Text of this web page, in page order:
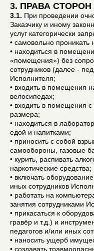
3. ПРАВА СТОРОН
3.1. При проведении
Заказчику и иному
услуг категорически
• самовольно
• находиться в
«помещения») без
сотрудников (далее -
Исполнителя;
• входить в помещения
велосипедах;
• входить в помещения
размера;
• находиться в
едой и напитками;
• приносить с собой
самообороны, газовые
• курить, распивать
наркотические средства;
• включать
иных сотрудников
• работать на
занятия сотрудниками
• прикасаться к
гравёр и т.д.) и
педагогов и/или иных
• наносить ущерб
• создавать